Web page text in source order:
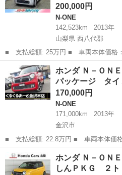
200,000円
N-ONE
142,523km
2013年
山梨県 西八代郡
■ 支払総額: 25万円 ■ 車両本体価格： 200,000 円 ■ メーカー
名： ホンダ ■ 車種名： Ｎ－ＯＮ
ディスプレイオーディオ Ｂｌｕｅｔ
ニター ＥＴＣ ...
山梨 西八代郡 N-ONE
ホンダ Ｎ－ＯＮ
パッケージ タイ
170,000円
N-ONE
171,000km
2013年
金沢市
■ 支払総額: 22.8万円 ■ 車両本体価格： 170,000 円 ■ メーカー
名： ホンダ ■ 車種名： Ｎ－ＯＮ
ム ツアラー・Ｌパッケージ タイミ
デジ ＣＤ／...
石川 N-ONE
ホンダ Ｎ－ＯＮ
しんＰＫＧ ２